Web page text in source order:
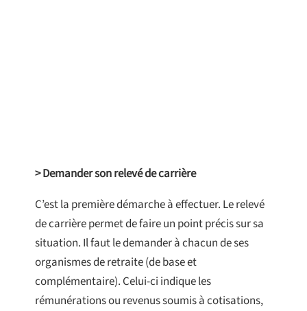
> Demander son relevé de carrière
C’est la première démarche à effectuer. Le relevé
de carrière permet de faire un point précis sur sa
situation. Il faut le demander à chacun de ses
organismes de retraite (de base et
complémentaire). Celui-ci indique les
rémunérations ou revenus soumis à cotisations,